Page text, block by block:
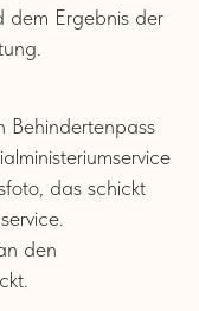
dem Ergebnis der
Behindertenpass
das schickt
den